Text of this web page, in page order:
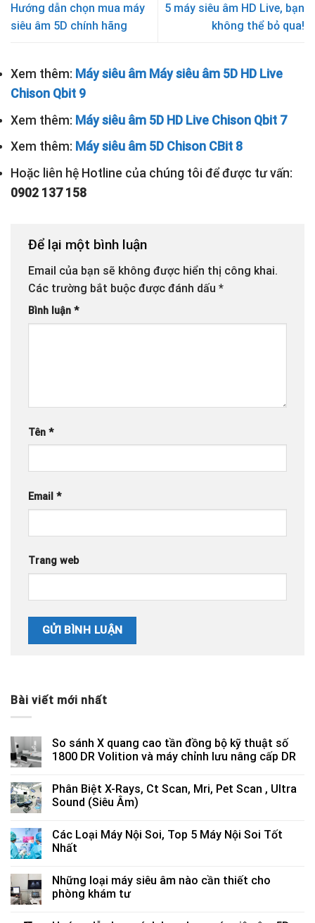
Hướng dẫn chọn mua máy
siêu âm 5D chính hãng
5 máy siêu âm HD Live, bạn
không thể bỏ qua!
Xem thêm: Máy siêu âm Máy siêu âm 5D HD Live
Chison Qbit 9
Xem thêm: Máy siêu âm 5D HD Live Chison Qbit 7
Xem thêm: Máy siêu âm 5D Chison CBit 8
Hoặc liên hệ Hotline của chúng tôi để được tư vấn:
0902 137 158
Để lại một bình luận
Email của bạn sẽ không được hiển thị công khai.
Các trường bắt buộc được đánh dấu *
Bình luận *
Tên *
Email *
Trang web
Bài viết mới nhất
So sánh X quang cao tần đồng bộ kỹ thuật số
1800 DR Volition và máy chỉnh lưu nâng cấp DR
Phân Biệt X-Rays, Ct Scan, Mri, Pet Scan , Ultra
Sound (Siêu Âm)
Các Loại Máy Nội Soi, Top 5 Máy Nội Soi Tốt
Nhất
Những loại máy siêu âm nào cần thiết cho
phòng khám tư